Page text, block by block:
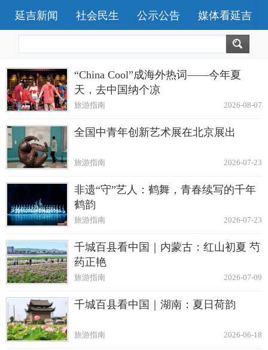
延吉新闻 社会民生 公示公告 媒体看延吉
“China Cool”成海外热词——今年夏
天，去中国纳个凉
2026-08-07
旅游指南
全国中青年创新艺术展在北京展出
2026-07-23
旅游指南
非遗“守”艺人：鹤舞，青春续写的千年
鹤韵
2026-07-23
旅游指南
千城百县看中国｜内蒙古：红山初夏 芍
药正艳
2026-07-09
旅游指南
千城百县看中国｜湖南：夏日荷韵
2026-06-18
旅游指南